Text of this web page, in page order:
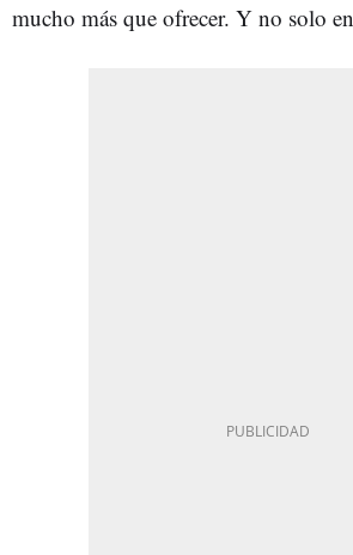
mucho más que ofrecer. Y no solo en